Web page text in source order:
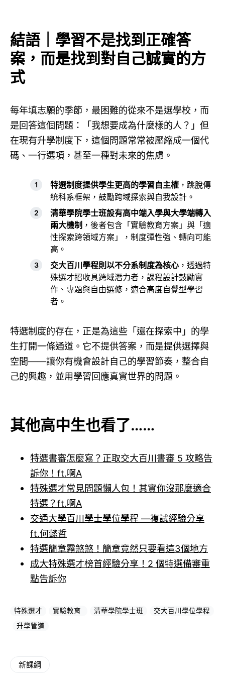
結語｜學習不是找到正確答
案，而是找到對自己誠實的方
式
每年填志願的季節，最困難的從來不是選學校，而
是回答這個問題：「我想要成為什麼樣的人？」但
在現有升學制度下，這個問題常常被壓縮成一個代
碼、一行選項，甚至一種對未來的焦慮。
特選制度提供學生更高的學習自主權 ，跳脫傳
統科系框架，鼓勵跨域探索與自我設計。
清華學院學士班設有高中端入學與大學端轉入
兩大機制 ，後者包含「實驗教育方案」與「適
性探索跨領域方案」，制度彈性強、轉向可能
高。
交大百川學程則以不分系制度為核心 ，透過特
殊選才招收具跨域潛力者，課程設計鼓勵實
作、專題與自由選修，適合高度自覺型學習
者。
特選制度的存在，正是為這些「還在探索中」的學
生打開一條通道。它不提供答案，而是提供選擇與
空間——讓你有機會設計自己的學習節奏，整合自
己的興趣，並用學習回應真實世界的問題。
其他高中生也看了……
特選書審怎麼寫？正取交大百川書審 5 攻略告
訴你！ft.啊A
特殊選才常見問題懶人包！其實你沒那麼適合
特選？ft.啊A
交通大學百川學士學位學程 —複試經驗分享
ft.何懿哲
特選簡章霧煞煞！簡章竟然只要看這3個地方
成大特殊選才榜首經驗分享！2 個特選備審重
點告訴你
特殊選才 實驗教育 清華學院學士班
交大百川學位學程
升學管道
新課綱